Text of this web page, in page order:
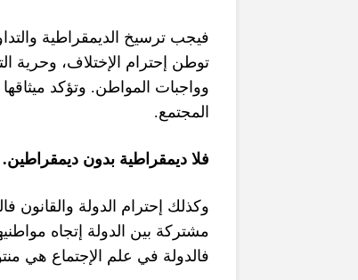
فيجب ترسيخ الديمقراطية
توطن إحترام الإختلاف، وحرية
وواجبات المواطن. وتؤكد
المجتمع.
فلا ديمقراطية بدون ديمقراطين.
وكذلك إحترام الدولة والقانون
مشتركة بين الدولة إتجاه
فالدولة في علم الإجتماع هي